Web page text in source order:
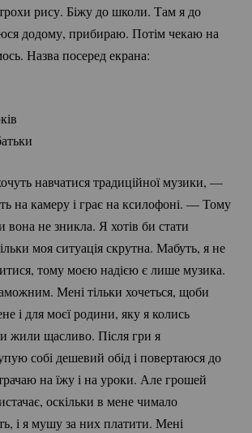
рису. Біжу до школи. Там я до
додому, прибираю. Потім чекаю на
Назва посеред екрана:
навчатися традиційної музики, —
на камеру і грає на ксилофоні. — Тому
не зникла. Я хотів би стати
моя ситуація скрутна. Мабуть, я не
тому моєю надією є лише музика.
Мені тільки хочеться, щоби
і для моєї родини, яку я колись
жили щасливо. Після гри я
собі дешевий обід і повертаюся до
на їжу і на уроки. Але грошей
оскільки в мене чимало
і я мушу за них платити. Мені